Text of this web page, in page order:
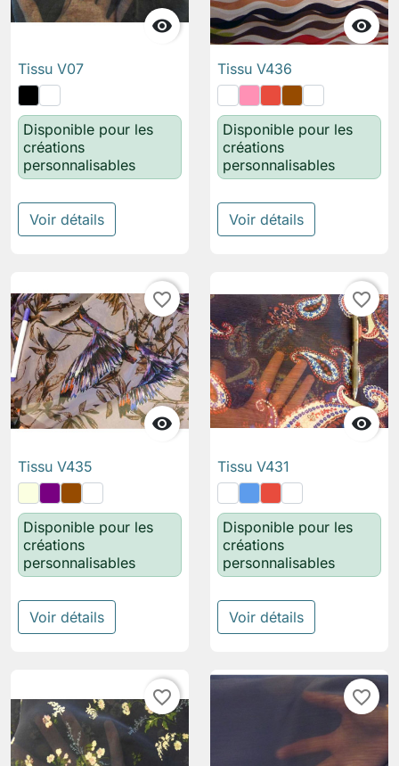

Tissu V07
Disponible pour les
créations
personnalisables
Voir détails

Tissu V436
Disponible pour les
créations
personnalisables
Voir détails

favorite_border
Tissu V435
Disponible pour les
créations
personnalisables
Voir détails

favorite_border
Tissu V431
Disponible pour les
créations
personnalisables
Voir détails
favorite_border favorite_border